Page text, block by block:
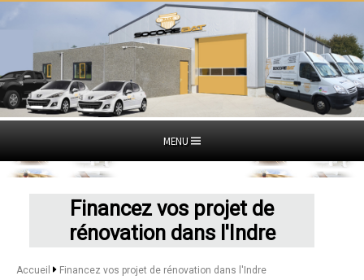
MENU
Financez vos projet de
rénovation dans l'Indre
Accueil Financez vos projet de rénovation dans l'Indre